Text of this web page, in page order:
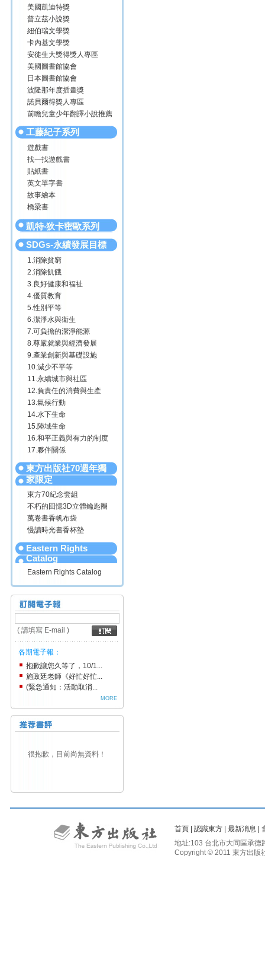
美國凱迪特獎
普立茲小說獎
紐伯瑞文學獎
卡內基文學獎
安徒生大獎得獎人專區
美國圖書館協會
日本圖書館協會
波隆那年度插畫獎
諾貝爾得獎人專區
前瞻兒童少年翻譯小說推薦
工藤紀子系列
遊戲書
找一找遊戲書
貼紙書
英文單字書
故事繪本
橋梁書
凱特‧狄卡密歐系列
SDGs-永續發展目標
1.消除貧窮
2.消除飢餓
3.良好健康和福祉
4.優質教育
5.性別平等
6.潔淨水與衛生
7.可負擔的潔淨能源
8.尊嚴就業與經濟發展
9.產業創新與基礎設施
10.減少不平等
11.永續城市與社區
12.負責任的消費與生產
13.氣候行動
14.水下生命
15.陸域生命
16.和平正義與有力的制度
17.夥伴關係
東方出版社70週年獨
家限定
東方70紀念套組
不朽的回憶3D立體鑰匙圈
萬卷書香帆布袋
慢讀時光書香杯墊
Eastern Rights
Catalog
Eastern Rights Catalog
( 請填寫 E-mail )
各期電子報：
抱歉讓您久等了，10/1...
施政廷老師《好忙好忙...
(緊急通知：活動取消...
MORE
很抱歉，目前尚無資料！
首頁 認識東方 最新消息
地址:103 台北市大同區承
Copyright © 2011 東方出版